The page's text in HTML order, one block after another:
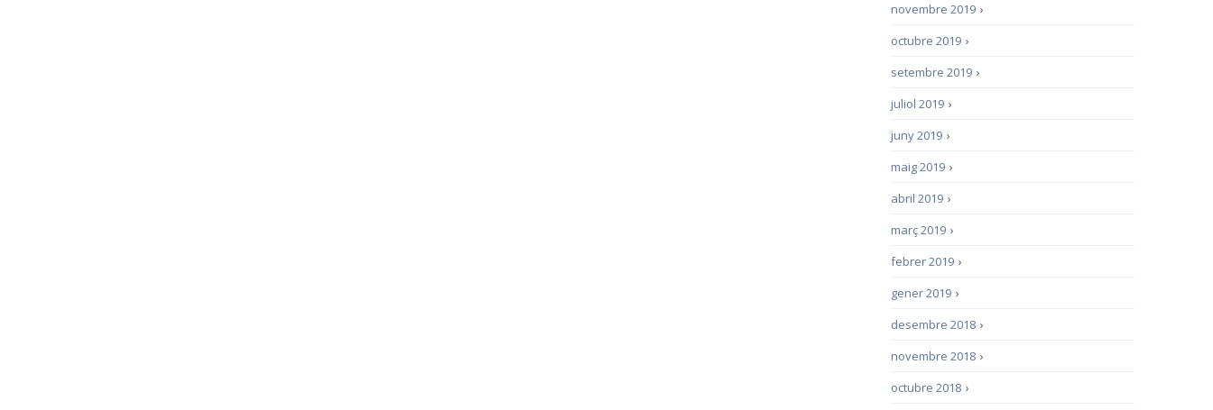
›
novembre 2019
›
octubre 2019
›
setembre 2019
›
juliol 2019
›
juny 2019
›
maig 2019
›
abril 2019
›
març 2019
›
febrer 2019
›
gener 2019
›
desembre 2018
›
novembre 2018
›
octubre 2018